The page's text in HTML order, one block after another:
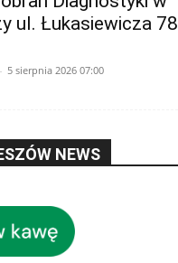
ul. Łukasiewicza 78
- 5 sierpnia 2026 07:00
NEWS